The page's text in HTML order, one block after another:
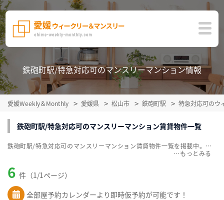
鉄砲町駅/特急対応可のマンスリーマンション情報
愛媛Weekly＆Monthly 愛媛県 松山市 鉄砲町駅 特急対応可のウ
鉄砲町駅/特急対応可のマンスリーマンション賃貸物件一覧
6 件（1/1ページ）
全部屋予約カレンダーより即時仮予約が可能です！
鉄砲町駅/特急対応可のマンスリーマンション賃貸物件一覧を掲載中。敷金・礼金無料、家具・家電付をご紹介。こだわり条件での絞込みも簡単！
…